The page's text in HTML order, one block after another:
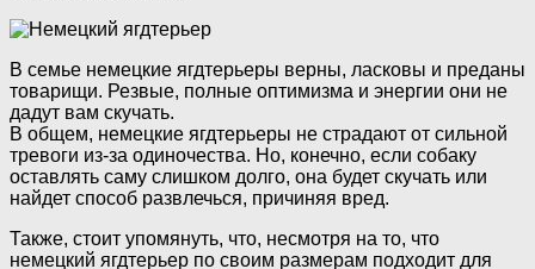
В семье немецкие ягдтерьеры верны, ласковы и преданы
товарищи. Резвые, полные оптимизма и энергии они не
дадут вам скучать.
В общем, немецкие ягдтерьеры не страдают от сильной
тревоги из-за одиночества. Но, конечно, если собаку
оставлять саму слишком долго, она будет скучать или
найдет способ развлечься, причиняя вред.
Также, стоит упомянуть, что, несмотря на то, что
немецкий ягдтерьер по своим размерам подходит для